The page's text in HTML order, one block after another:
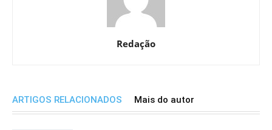
Redação
ARTIGOS RELACIONADOS Mais do autor